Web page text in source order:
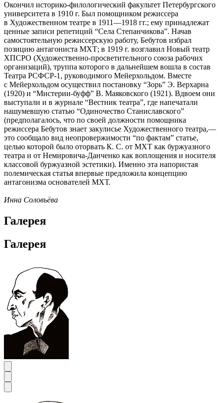
Окончил историко-филологический факультет Петербургского
университета в 1910 г. Был помощником режиссера
в Художественном театре в 1911—1918 гг.; ему принадлежат
ценные записи репетиций “Села Степанчикова”. Начав
самостоятельную режиссерскую работу, Бебутов избрал
позицию антагониста МХТ; в 1919 г. возглавил Новый театр
ХПСРО (Художественно-просветительного союза рабочих
организаций), труппа которого в дальнейшем вошла в состав
Театра РСФСР‑1, руководимого Мейерхольдом. Вместе
с Мейерхольдом осуществил постановку “Зорь” Э. Верхарна
(1920) и “Мистерии-буфф” В. Маяковского (1921). Вдвоем они
выступали и в журнале “Вестник театра”, где напечатали
нашумевшую статью “Одиночество Станиславского”
(предполагалось, что по своей должности помощника
режиссера Бебутов знает закулисье Художественного театра,—
это сообщало вид неопровержимости “по фактам” статье,
целью которой было оторвать К. С. от МХТ как буржуазного
театра и от Немировича-Данченко как воплощения и носителя
классовой буржуазной эстетики). Именно эта напористая
полемическая статья впервые предложила концепцию
антагонизма основателей МХТ.
Инна Соловьёва
Галерея
Галерея